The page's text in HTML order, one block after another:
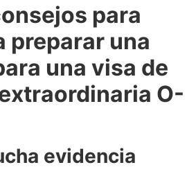
para
preparar una
una visa de
O-
evidencia